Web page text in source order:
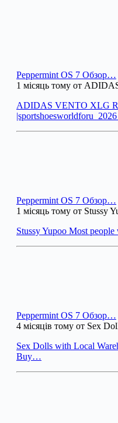
Peppermint OS 7 Обзор…
1 місяць тому от
ADIDAS VENTO XLG
Peppermint OS 7 Обзор…
1 місяць тому от Stussy
Stussy Yupoo Most
Peppermint OS 7 Обзор…
4 місяців тому от Sex
Sex Dolls with Local
Buy…